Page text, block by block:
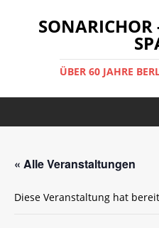
ÜBER 60 JAHRE
« Alle Veranstaltungen
Diese Veranstaltung hat